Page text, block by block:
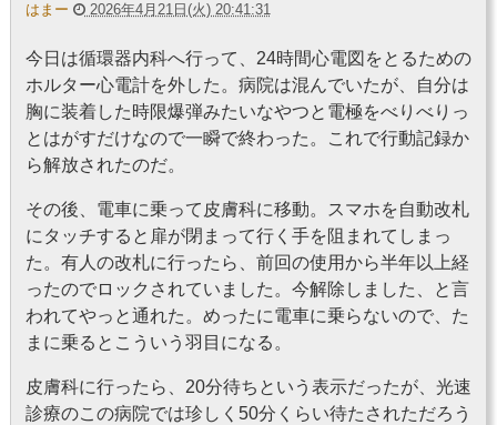
はまー 2026年4月21日(火) 20:41:31
今日は循環器内科へ行って、24時間心電図をとるための
ホルター心電計を外した。病院は混んでいたが、自分は
胸に装着した時限爆弾みたいなやつと電極をべりべりっ
とはがすだけなので一瞬で終わった。これで行動記録か
ら解放されたのだ。
その後、電車に乗って皮膚科に移動。スマホを自動改札
にタッチすると扉が閉まって行く手を阻まれてしまっ
た。有人の改札に行ったら、前回の使用から半年以上経
ったのでロックされていました。今解除しました、と言
われてやっと通れた。めったに電車に乗らないので、た
まに乗るとこういう羽目になる。
皮膚科に行ったら、20分待ちという表示だったが、光速
診療のこの病院では珍しく50分くらい待たされただろう